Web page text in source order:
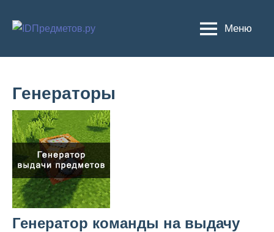
Меню
Генераторы
Генератор команды на выдачу